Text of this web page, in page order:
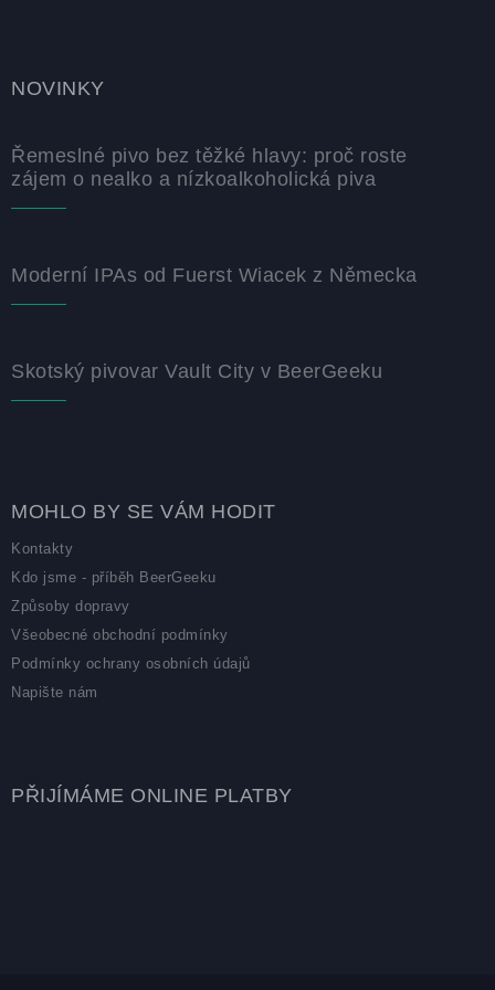
NOVINKY
Řemeslné pivo bez těžké hlavy: proč roste
zájem o nealko a nízkoalkoholická piva
Moderní IPAs od Fuerst Wiacek z Německa
Skotský pivovar Vault City v BeerGeeku
MOHLO BY SE VÁM HODIT
Kontakty
Kdo jsme - příběh BeerGeeku
Způsoby dopravy
Všeobecné obchodní podmínky
Podmínky ochrany osobních údajů
Napište nám
PŘIJÍMÁME ONLINE PLATBY